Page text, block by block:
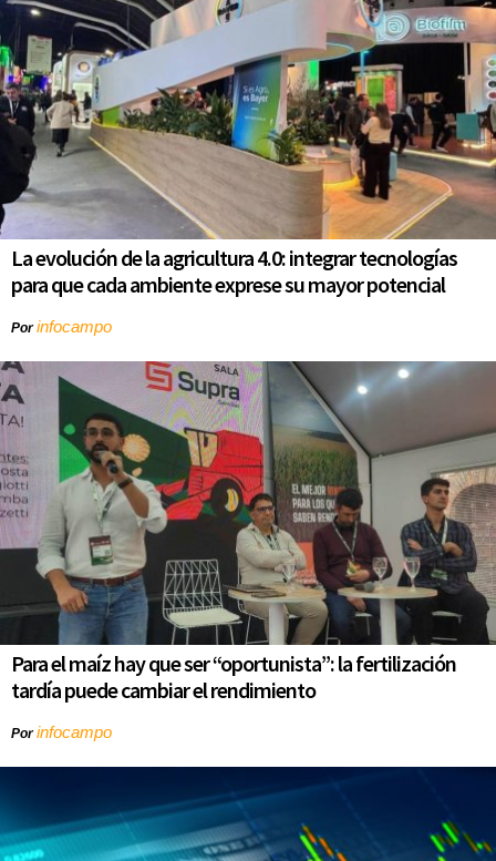
La evolución de la agricultura 4.0: integrar tecnologías
para que cada ambiente exprese su mayor potencial
Porinfocampo
Para el maíz hay que ser “oportunista”: la fertilización
tardía puede cambiar el rendimiento
Porinfocampo